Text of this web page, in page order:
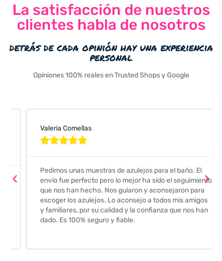
La satisfacción de nuestros
clientes habla de nosotros
detrás de cada opinión hay una experiencia
personal
Opiniones 100% reales en Trusted Shops y Google
Valeria Comellas

Pedimos unas muestras de azulejos para el baño. El
envío fue perfecto pero lo mejor ha sido el seguimiento
que nos han hecho. Nos guiaron y aconsejaron para
escoger los azulejos. Lo aconsejo a todos mis amigos
y familiares, por su calidad y la confianza que nos han
dado. Es 100% seguro y fiable.